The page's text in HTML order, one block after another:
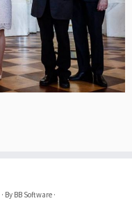
· By BB Software·